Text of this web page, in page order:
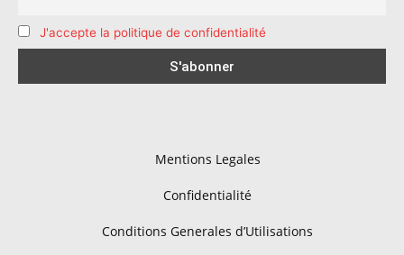
J'accepte la politique de confidentialité
Mentions Legales
Confidentialité
Conditions Generales d’Utilisations